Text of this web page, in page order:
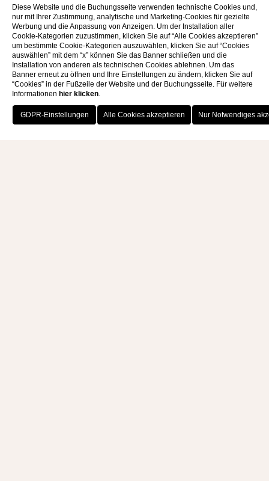
RESERVIEREN
JETZT BUCHEN
Diese Website und die Buchungsseite verwenden technische Cookies und,
nur mit Ihrer Zustimmung, analytische und Marketing-Cookies für gezielte
Werbung und die Anpassung von Anzeigen. Um der Installation aller
Cookie-Kategorien zuzustimmen, klicken Sie auf “Alle Cookies akzeptieren”
um bestimmte Cookie-Kategorien auszuwählen, klicken Sie auf “Cookies
auswählen” mit dem “x” können Sie das Banner schließen und die
Installation von anderen als technischen Cookies ablehnen. Um das
Banner erneut zu öffnen und Ihre Einstellungen zu ändern, klicken Sie auf
“Cookies” in der Fußzeile der Website und der Buchungsseite. Für weitere
Informationen hier klicken.